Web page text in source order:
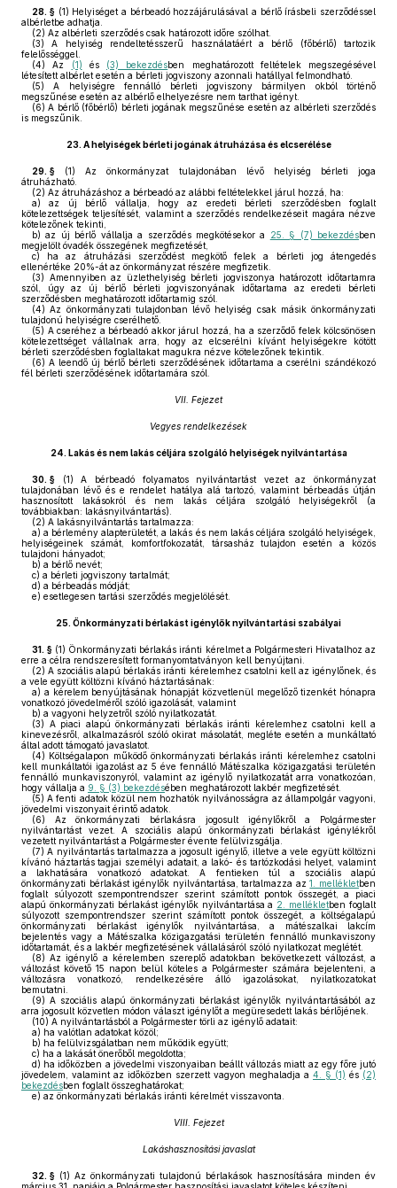
28. § (1) Helyiséget a bérbeadó hozzájárulásával a bérlő írásbeli szerződéssel
albérletbe adhatja.
(2) Az albérleti szerződés csak határozott időre szólhat.
(3) A helyiség rendeltetésszerű használatáért a bérlő (főbérlő) tartozik
felelősséggel.
(4) Az (1) és (3) bekezdésben meghatározott feltételek megszegésével
létesített albérlet esetén a bérleti jogviszony azonnali hatállyal felmondható.
(5) A helyiségre fennálló bérleti jogviszony bármilyen okból történő
megszűnése esetén az albérlő elhelyezésre nem tarthat igényt.
(6) A bérlő (főbérlő) bérleti jogának megszűnése esetén az albérleti szerződés
is megszűnik.
23. A helyiségek bérleti jogának átruházása és elcserélése
29. § (1) Az önkormányzat tulajdonában lévő helyiség bérleti joga
átruházható.
(2) Az átruházáshoz a bérbeadó az alábbi feltételekkel járul hozzá, ha:
a) az új bérlő vállalja, hogy az eredeti bérleti szerződésben foglalt
kötelezettségek teljesítését, valamint a szerződés rendelkezéseit magára nézve
kötelezőnek tekinti,
b) az új bérlő vállalja a szerződés megkötésekor a 25. § (7) bekezdésben
megjelölt óvadék összegének megfizetését,
c) ha az átruházási szerződést megkötő felek a bérleti jog átengedés
ellenértéke 20%-át az önkormányzat részére megfizetik.
(3) Amennyiben az üzlethelyiség bérleti jogviszonya határozott időtartamra
szól, úgy az új bérlő bérleti jogviszonyának időtartama az eredeti bérleti
szerződésben meghatározott időtartamig szól.
(4) Az önkormányzati tulajdonban lévő helyiség csak másik önkormányzati
tulajdonú helyiségre cserélhető.
(5) A cseréhez a bérbeadó akkor járul hozzá, ha a szerződő felek kölcsönösen
kötelezettséget vállalnak arra, hogy az elcserélni kívánt helyiségekre kötött
bérleti szerződésben foglaltakat magukra nézve kötelezőnek tekintik.
(6) A leendő új bérlő bérleti szerződésének időtartama a cserélni szándékozó
fél bérleti szerződésének időtartamára szól.
VII. Fejezet
Vegyes rendelkezések
24. Lakás és nem lakás céljára szolgáló helyiségek nyilvántartása
30. § (1) A bérbeadó folyamatos nyilvántartást vezet az önkormányzat
tulajdonában lévő és e rendelet hatálya alá tartozó, valamint bérbeadás útján
hasznosított lakásokról és nem lakás céljára szolgáló helyiségekről (a
továbbiakban: lakásnyilvántartás).
(2) A lakásnyilvántartás tartalmazza:
a) a bérlemény alapterületét, a lakás és nem lakás céljára szolgáló helyiségek,
helyiségeinek számát, komfortfokozatát, társasház tulajdon esetén a közös
tulajdoni hányadot;
b) a bérlő nevét;
c) a bérleti jogviszony tartalmát;
d) a bérbeadás módját;
e) esetlegesen tartási szerződés megjelölését.
25. Önkormányzati bérlakást igénylők nyilvántartási szabályai
31. § (1) Önkormányzati bérlakás iránti kérelmet a Polgármesteri Hivatalhoz az
erre a célra rendszeresített formanyomtatványon kell benyújtani.
(2) A szociális alapú bérlakás iránti kérelemhez csatolni kell az igénylőnek, és
a vele együtt költözni kívánó háztartásának:
a) a kérelem benyújtásának hónapját közvetlenül megelőző tizenkét hónapra
vonatkozó jövedelméről szóló igazolását, valamint
b) a vagyoni helyzetről szóló nyilatkozatát.
(3) A piaci alapú önkormányzati bérlakás iránti kérelemhez csatolni kell a
kinevezésről, alkalmazásról szóló okirat másolatát, megléte esetén a munkáltató
által adott támogató javaslatot.
(4) Költségalapon működő önkormányzati bérlakás iránti kérelemhez csatolni
kell munkáltatói igazolást az 5 éve fennálló Mátészalka közigazgatási területén
fennálló munkaviszonyról, valamint az igénylő nyilatkozatát arra vonatkozóan,
hogy vállalja a 9. § (3) bekezdésében meghatározott lakbér megfizetését.
(5) A fenti adatok közül nem hozhatók nyilvánosságra az állampolgár vagyoni,
jövedelmi viszonyait érintő adatok.
(6) Az önkormányzati bérlakásra jogosult igénylőkről a Polgármester
nyilvántartást vezet. A szociális alapú önkormányzati bérlakást igénylékről
vezetett nyilvántartást a Polgármester évente felülvizsgálja.
(7) A nyilvántartás tartalmazza a jogosult igénylő, illetve a vele együtt költözni
kívánó háztartás tagjai személyi adatait, a lakó- és tartózkodási helyet, valamint
a lakhatására vonatkozó adatokat. A fentieken túl a szociális alapú
önkormányzati bérlakást igénylők nyilvántartása, tartalmazza az1. mellékletben
foglalt súlyozott szempontrendszer szerint számított pontok összegét, a piaci
alapú önkormányzati bérlakást igénylők nyilvántartása a 2. mellékletben foglalt
súlyozott szempontrendszer szerint számított pontok összegét, a költségalapú
önkormányzati bérlakást igénylők nyilvántartása, a mátészalkai lakcím
bejelentés vagy a Mátészalka közigazgatási területén fennálló munkaviszony
időtartamát, és a lakbér megfizetésének vállalásáról szóló nyilatkozat meglétét.
(8) Az igénylő a kérelemben szereplő adatokban bekövetkezett változást, a
változást követő 15 napon belül köteles a Polgármester számára bejelenteni, a
változásra vonatkozó, rendelkezésére álló igazolásokat, nyilatkozatokat
bemutatni.
(9) A szociális alapú önkormányzati bérlakást igénylők nyilvántartásából az
arra jogosult közvetlen módon választ igénylőt a megüresedett lakás bérlőjének.
(10) A nyilvántartásból a Polgármester törli az igénylő adatait:
a) ha valótlan adatokat közöl;
b) ha felülvizsgálatban nem működik együtt;
c) ha a lakását önerőből megoldotta;
d) ha időközben a jövedelmi viszonyaiban beállt változás miatt az egy főre jutó
jövedelem, valamint az időközben szerzett vagyon meghaladja a 4. § (1) és (2)
bekezdésben foglalt összeghatárokat;
e) az önkormányzati bérlakás iránti kérelmét visszavonta.
VIII. Fejezet
Lakáshasznosítási javaslat
32. § (1) Az önkormányzati tulajdonú bérlakások hasznosítására minden év